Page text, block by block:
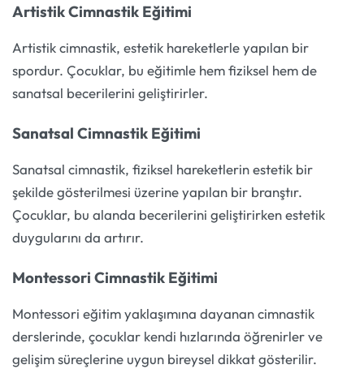
Artistik Cimnastik Eğitimi
Artistik cimnastik, estetik hareketlerle yapılan bir
spordur. Çocuklar, bu eğitimle hem fiziksel hem de
sanatsal becerilerini geliştirirler.
Sanatsal Cimnastik Eğitimi
Sanatsal cimnastik, fiziksel hareketlerin estetik bir
şekilde gösterilmesi üzerine yapılan bir branştır.
Çocuklar, bu alanda becerilerini geliştirirken estetik
duygularını da artırır.
Montessori Cimnastik Eğitimi
Montessori eğitim yaklaşımına dayanan cimnastik
derslerinde, çocuklar kendi hızlarında öğrenirler ve
gelişim süreçlerine uygun bireysel dikkat gösterilir.